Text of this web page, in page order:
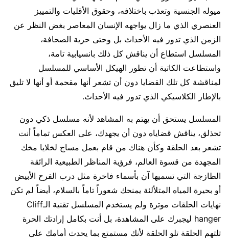
ميوله الجنسية وتعذب باختلافه، وحقوق الأقليات والتمييز
العنصري الذي ما زال يواجهه الإنسان المعاصر بغض النظر عن
الزمن الذي تدور فيه الأحداث بل وحتى حرية الصحافة،
المسلسل استطاع أن يناقش كل ذلك بانسيابية تامة،
واستطاعت الكاتبة أن تطور الهيكل الأساسي للمسلسل
لمناقشة كل تلك القضايا دون أن تشعر أنها مقحمة أو أنها لا تليق
بالإطار الكلاسيكي الذي تدور فيه الأحداث.
المسلسل يستحق أن يهتم به المشاهد لأنه مسلسل ذكي دون
تحذلق، يناقش قضاياه دون أن يجهدك، على العكس تماماً أنت
تشعر بعد الحلقة وكأن هناك من قام بعمل مساج لخلايا مخك
المجهدة من قسوة العالم، فرؤية المناظر الطبيعية الرائقة
الطازجة التي تسميها آن بأسماء فاخرة مثل درب الفرح الأبيض
أو بحيرة المياه المتلألئة يمنحك شعوراً تاماً بالسلام، أيضاً لم تكن
نهايات الحلقات موترة ولم يستخدم المسلسل تقنية الـCliff
hanger ليجبرك على المشاهدة، بل أنت بكامل إرادتك الحرة
تلتهم الحلقة تلو الحلقة لأنك مستمتع بما يحدث أمامك على